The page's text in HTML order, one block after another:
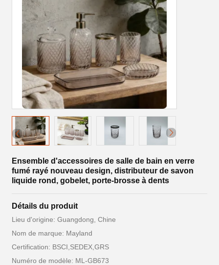
Ensemble d'accessoires de salle de bain en verre
fumé rayé nouveau design, distributeur de savon
liquide rond, gobelet, porte-brosse à dents
Détails du produit
Lieu d'origine: Guangdong, Chine
Nom de marque: Mayland
Certification: BSCI,SEDEX,GRS
Numéro de modèle: ML-GB673